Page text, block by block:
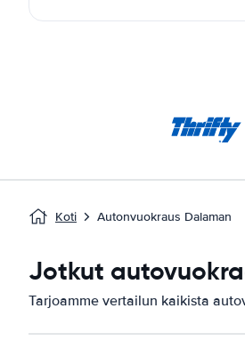
Koti Autonvuokraus Dalaman
Jotkut
Tarjoamme vertailun kaikista